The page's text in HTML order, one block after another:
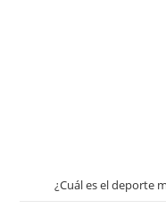
¿Cuál es el deporte